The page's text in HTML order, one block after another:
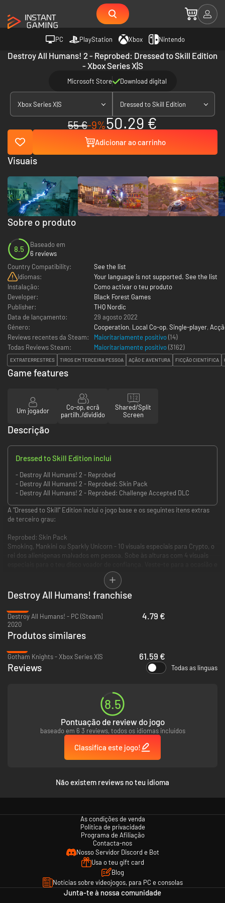
PC PlayStation Xbox Nintendo
Destroy All Humans! 2 - Reprobed: Dressed to Skill Edition
- Xbox Series X|S
Microsoft Store Download digital
Xbox Series X|S Dressed to Skill Edition
55 €-9%50.29 €
Adicionar ao carrinho
Sobre o produto
8.5
Baseado em
6 reviews
Country Compatibility:
See the list
Idiomas:
Your language is not supported. See the list
Instalação:
Como activar o teu produto
Developer:
Black Forest Games
Publisher:
THQ Nordic
Data de lançamento:
29 agosto 2022
Género:
Cooperation, Local Co-op, Single-player,
Reviews recentes da Steam:
Maioritariamente positivo(14)
Todas Reviews Steam:
Maioritariamente positivo(3162)
EXTRATERRESTRES TIROS EM TERCEIRA PESSOA AÇÃO E AVENTURA FICÇÃO CIENTÍFICA
Visuais
Game features
Um jogador
Co-op, ecrã
partilh./dividido
Shared/Split
Screen
Descrição
Dressed to Skill Edition inclui
- Destroy All Humans! 2 - Reprobed
- Destroy All Humans! 2 - Reprobed: Skin Pack
- Destroy All Humans! 2 - Reprobed: Challenge Accepted DLC
A "Dressed to Skill" Edition inclui o jogo base e os seguintes itens extras
de terceiro grau:
Reprobed: Skin Pack
Smoking, Mankini ou Sparkly Unicorn - 10 visuais especiais para Crypto, o
rei dos alienígenas malvados em pessoa. Sobe às alturas com 4 visuais
DLC Reprobed: Challenge Accepted
Testa as tuas habilidades neste DLC pós-lançamento que adiciona os 4
Challenge Modes do primeiro título ao Destroy All Humans! 2 - Reprobed.
Todos os modos podem ser jogados de forma cooperativa local através de
ecrã dividido!
Também inclui vários Mutators novos que permitem alterar as regras do
Destroy All Humans! franchise
Destroy All Humans! - PC (Steam)
2020
4.79 €
Produtos similares
Gotham Knights - Xbox Series X|S
61.59 €
Reviews Todas as línguas
8.5
Pontuação de review do jogo
baseado em 6 3 reviews, todos os idiomas incluídos
Classifica este jogo!
Não existem reviews no teu idioma
As condições de venda
Política de privacidade
Programa de Afiliação
Contacta-nos
Nosso Servidor Discord e Bot
Usa o teu gift card
Blog
Notícias sobre videojogos, para PC e consolas
Junta-te à nossa comunidade